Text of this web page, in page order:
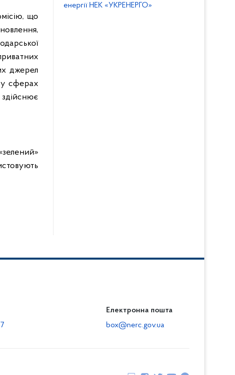
що
джерел
у сферах
енергії НЕК «УКРЕНЕРГО»
Електронна пошта
box@nerc.gov.ua